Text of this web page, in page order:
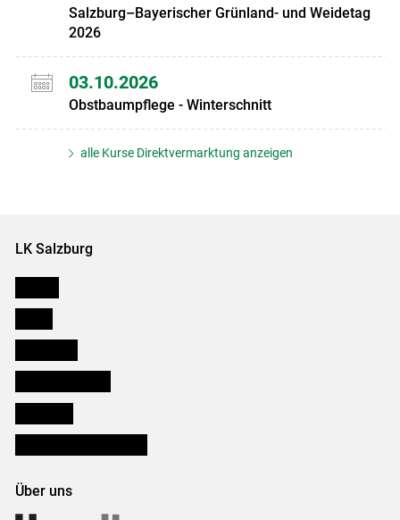
Salzburg–Bayerischer Grünland- und Weidetag
2026
03.10.2026
Obstbaumpflege - Winterschnitt
alle Kurse Direktvermarktung anzeigen
LK Salzburg
Über uns